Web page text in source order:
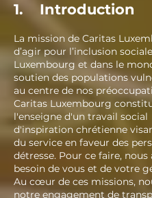
1. Introduction
La mission de Caritas
d’agir pour l’inclusion
Luxembourg et dans le
soutien des populations
au centre de nos
Caritas Luxembourg
l'enseigne d'un travail social
d'inspiration chrétienne
du service en faveur des
détresse. Pour ce faire, nous
besoin de vous et de votre
Au cœur de ces missions,
notre engagement de